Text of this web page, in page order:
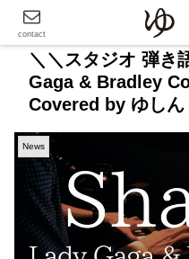
＼＼スタジオ 弾き
Gaga & Bradley
Covered by ゆしん
News
contact